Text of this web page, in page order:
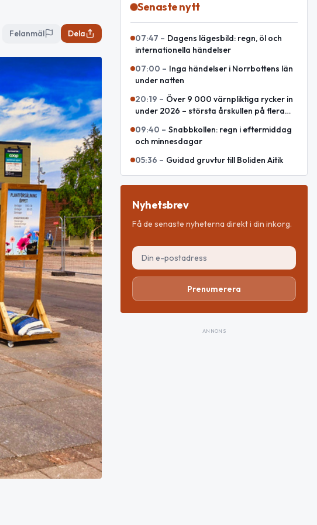
Felanmäl Dela
Senaste nytt
07:47 – Dagens lägesbild: regn, öl och
internationella händelser
07:00 – Inga händelser i Norrbottens län
under natten
20:19 – Över 9 000 värnpliktiga rycker in
under 2026 – största årskullen på flera
09:40 – Snabbkollen: regn i eftermiddag
och minnesdagar
05:36 – Guidad gruvtur till Boliden Aitik
Nyhetsbrev
Få de senaste nyheterna direkt i din inkorg.
Prenumerera
ANNONS